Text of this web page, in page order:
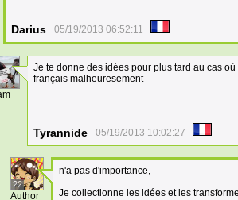
Darius 05/19/2013 06:52:11
Je te donne des idées pour plus tard au cas
français malheuresement
Tyrannide 05/19/2013 10:02:27
22
Author
n'a pas d'importance,
Je collectionne les idées et les